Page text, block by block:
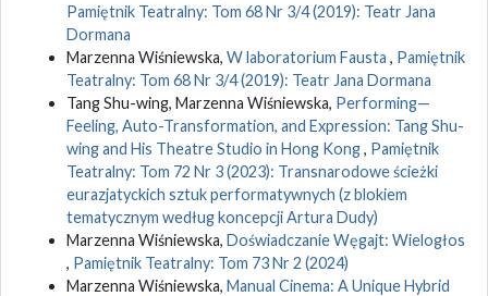
Pamiętnik Teatralny: Tom 68 Nr 3/4 (2019): Teatr Jana
Dormana
Marzenna Wiśniewska, W laboratorium Fausta , Pamiętnik
Teatralny: Tom 68 Nr 3/4 (2019): Teatr Jana Dormana
Tang Shu-wing, Marzenna Wiśniewska, Performing—
Feeling, Auto-Transformation, and Expression: Tang Shu-
wing and His Theatre Studio in Hong Kong, Pamiętnik
Teatralny: Tom 72 Nr 3 (2023): Transnarodowe ścieżki
eurazjatyckich sztuk performatywnych (z blokiem
tematycznym według koncepcji Artura Dudy)
Marzenna Wiśniewska, Doświadczanie Węgajt: Wielogłos
, Pamiętnik Teatralny: Tom 73 Nr 2 (2024)
Marzenna Wiśniewska, Manual Cinema: A Unique Hybrid